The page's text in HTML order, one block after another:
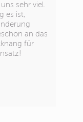
sehr viel.
es ist,
an das
für